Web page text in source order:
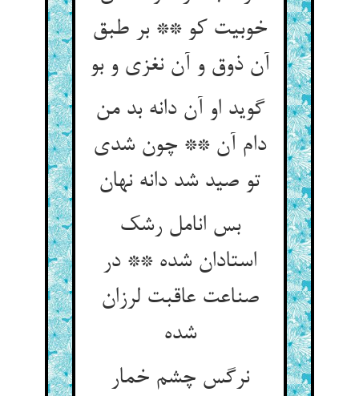
خوبیت کو ** بر طبق
آن ذوق و آن نغزی و بو
گوید او آن دانه بد من
دام آن ** چون شدی
تو صید شد دانه نهان
بس انامل رشک
استادان شده ** در
صناعت عاقبت لرزان
شده
نرگس چشم خمار